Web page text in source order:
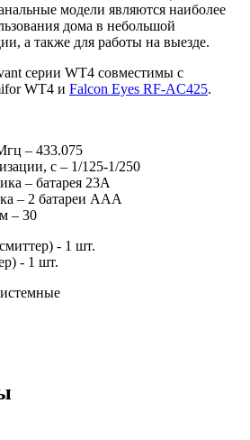
модели являются наиболее
дома в небольшой
а также для работы на выезде.
серии WT4 совместимы с
WT4 и Falcon Eyes RF-AC425.
– 433.075
с – 1/125-1/250
– батарея 23А
– 2 батареи ААА
– 30
- 1 шт.
- 1 шт.